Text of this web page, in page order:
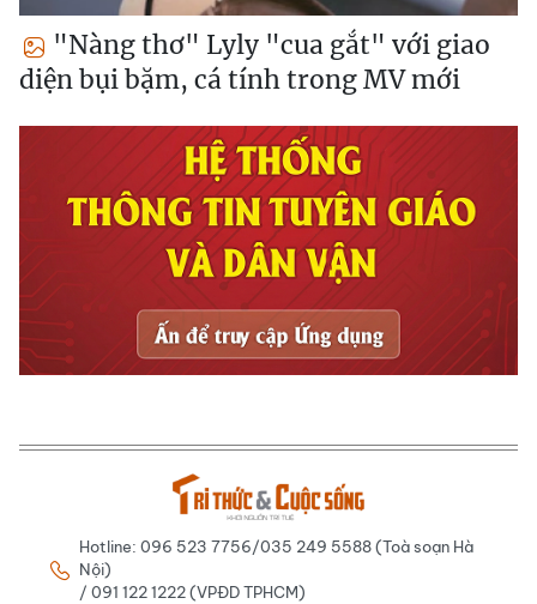
"Nàng thơ" Lyly "cua gắt" với giao
diện bụi bặm, cá tính trong MV mới
Hotline: 096 523 7756/035 249 5588 (Toà soạn Hà
Nội)
/ 091 122 1222 (VPĐD TPHCM)